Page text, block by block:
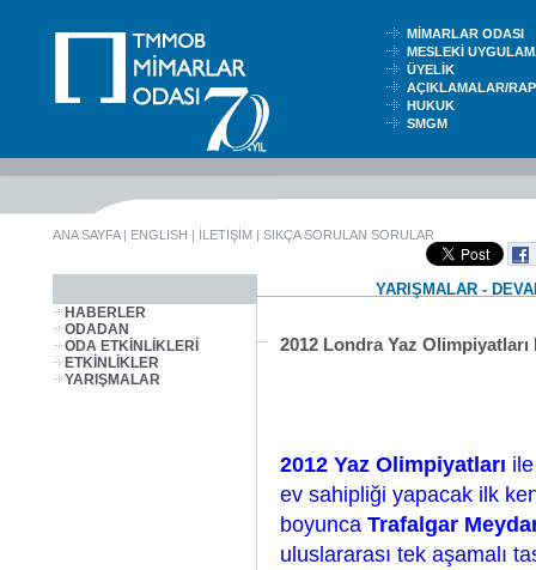
MİMARLAR ODASI
MESLEKİ
ÜYELİK
AÇIKLAMALAR/
HUKUK
SMGM
ANA SAYFA| ENGLISH | İLETİŞİM | SIKÇA SORULAN SORULAR
HABERLER
ODADAN
ODA ETKİNLİKLERİ
ETKİNLİKLER
YARIŞMALAR
YARIŞMALAR -
2012 Londra Yaz Olimpiyatları
2012 Yaz Olimpiyatları
ev sahipliği yapacak ilk
boyunca Trafalgar
uluslararası tek aşamalı